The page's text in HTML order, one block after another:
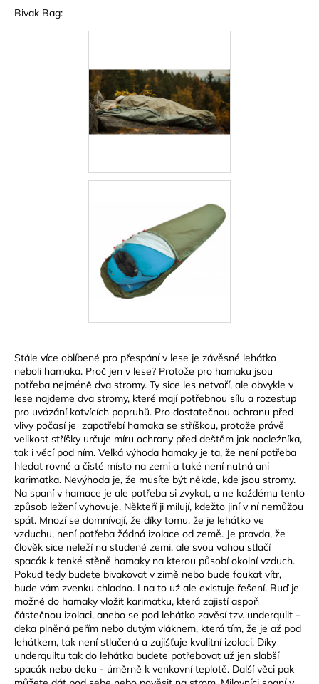
Bivak Bag:
Stále více oblíbené pro přespání v lese je závěsné lehátko
neboli hamaka. Proč jen v lese? Protože pro hamaku jsou
potřeba nejméně dva stromy. Ty sice les netvoří, ale obvykle v
lese najdeme dva stromy, které mají potřebnou sílu a rozestup
pro uvázání kotvících popruhů. Pro dostatečnou ochranu před
vlivy počasí je zapotřebí hamaka se stříškou, protože právě
velikost stříšky určuje míru ochrany před deštěm jak nocležníka,
tak i věcí pod ním. Velká výhoda hamaky je ta, že není potřeba
hledat rovné a čisté místo na zemi a také není nutná ani
karimatka. Nevýhoda je, že musíte být někde, kde jsou stromy.
Na spaní v hamace je ale potřeba si zvykat, a ne každému tento
způsob ležení vyhovuje. Někteří ji milují, kdežto jiní v ní nemůžou
spát. Mnozí se domnívají, že díky tomu, že je lehátko ve
vzduchu, není potřeba žádná izolace od země. Je pravda, že
člověk sice neleží na studené zemi, ale svou vahou stlačí
spacák k tenké stěně hamaky na kterou působí okolní vzduch.
Pokud tedy budete bivakovat v zimě nebo bude foukat vítr,
bude vám zvenku chladno. I na to už ale existuje řešení. Buď je
možné do hamaky vložit karimatku, která zajistí aspoň
částečnou izolaci, anebo se pod lehátko zavěsí tzv. underquilt –
deka plněná peřím nebo dutým vláknem, která tím, že je až pod
lehátkem, tak není stlačená a zajišťuje kvalitní izolaci. Díky
underquiltu tak do lehátka budete potřebovat už jen slabší
spacák nebo deku - úměrně k venkovní teplotě. Další věci pak